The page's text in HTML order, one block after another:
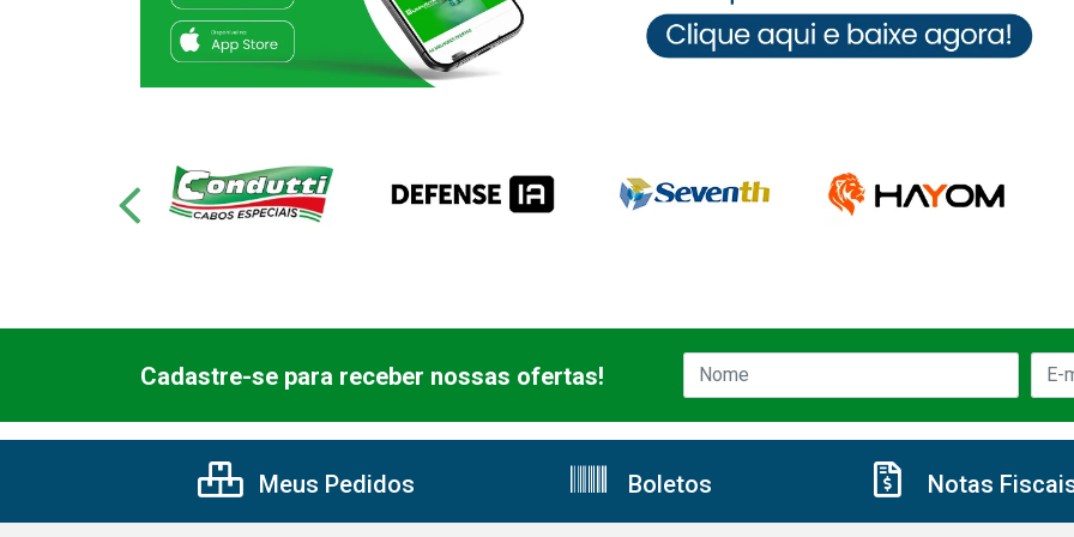
Cadastre-se para receber nossas ofertas!
Meus Pedidos Boletos Notas